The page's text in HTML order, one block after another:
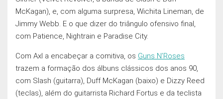
McKagan), e, com alguma surpresa, Wichita Lineman, de
Jimmy Webb. E o que dizer do triângulo ofensivo final,
com Patience, Nightrain e Paradise City.
Com Axl a encabeçar a comitiva, os Guns N’Roses
trazem a formação dos álbuns clássicos dos anos 90,
com Slash (guitarra), Duff McKagan (baixo) e Dizzy Reed
(teclas), além do guitarrista Richard Fortus e da teclista